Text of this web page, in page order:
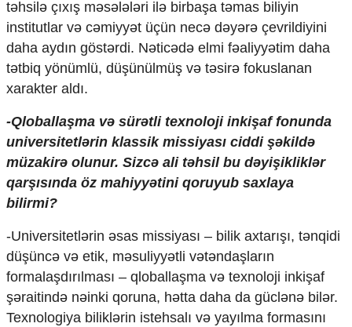
təhsilə çıxış məsələləri ilə birbaşa təmas biliyin
institutlar və cəmiyyət üçün necə dəyərə çevrildiyini
daha aydın göstərdi. Nəticədə elmi fəaliyyətim daha
tətbiq yönümlü, düşünülmüş və təsirə fokuslanan
xarakter aldı.
-Qloballaşma və sürətli texnoloji inkişaf fonunda
universitetlərin klassik missiyası ciddi şəkildə
müzakirə olunur. Sizcə ali təhsil bu dəyişikliklər
qarşısında öz mahiyyətini qoruyub saxlaya
bilirmi?
-Universitetlərin əsas missiyası – bilik axtarışı, tənqidi
düşüncə və etik, məsuliyyətli vətəndaşların
formalaşdırılması – qloballaşma və texnoloji inkişaf
şəraitində nəinki qoruna, hətta daha da güclənə bilər.
Texnologiya biliklərin istehsalı və yayılma formasını